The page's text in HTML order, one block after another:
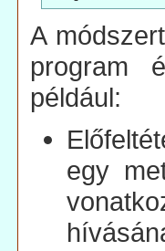
A
program
például:
egy